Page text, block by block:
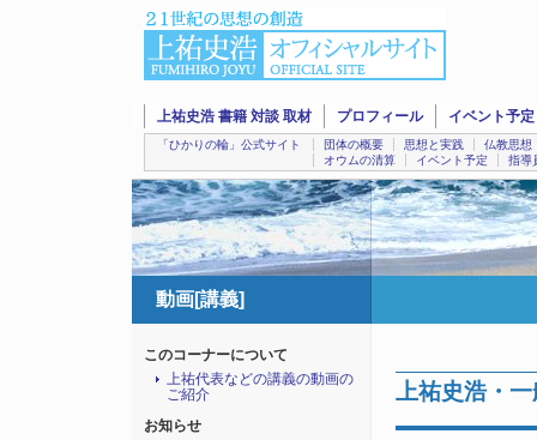
上祐史浩 書籍 対談 取材 プロフィール イベント予定
「ひかりの輪」公式サイト 団体の概要 思想と実践
仏教思想
オウムの清算
イベント予定 指導
動画[講義]
上祐史浩・
このコーナーについて
上祐代表などの講義の動画の
ご紹介
お知らせ